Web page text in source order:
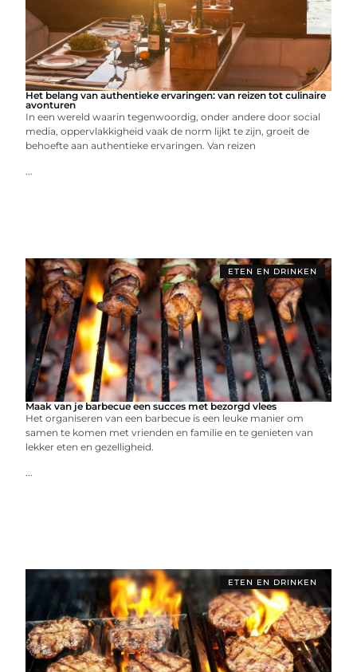
Het belang van authentieke ervaringen: van reizen tot culinaire
avonturen
In een wereld waarin tegenwoordig, onder andere door social
media, oppervlakkigheid vaak de norm lijkt te zijn, groeit de
behoefte aan authentieke ervaringen. Van reizen
...
ETEN EN DRINKEN
Maak van je barbecue een succes met bezorgd vlees
Het organiseren van een barbecue is een leuke manier om
samen te komen met vrienden en familie en te genieten van
lekker eten en gezelligheid.
...
ETEN EN DRINKEN